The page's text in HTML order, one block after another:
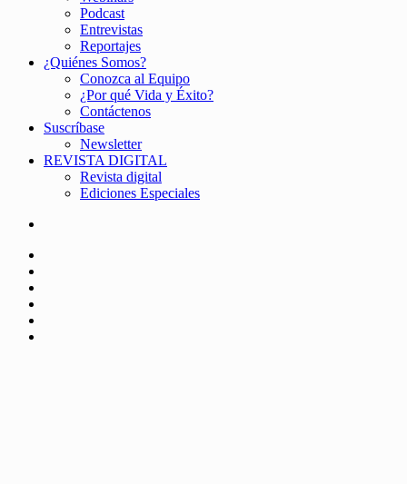
Podcast
Entrevistas
Reportajes
¿Quiénes Somos?
Conozca al Equipo
¿Por qué Vida y Éxito?
Contáctenos
Suscríbase
Newsletter
REVISTA DIGITAL
Revista digital
Ediciones Especiales